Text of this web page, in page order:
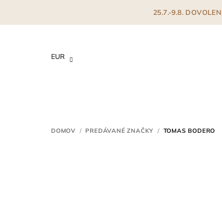
25.7.-9.8.
EUR
DOMOV / PREDÁVANÉ ZNAČKY / TOMAS BODERO